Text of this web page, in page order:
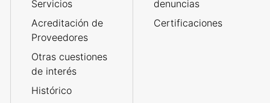
Servicios
Acreditación de
Proveedores
Otras cuestiones
de interés
Histórico
denuncias
Certificaciones